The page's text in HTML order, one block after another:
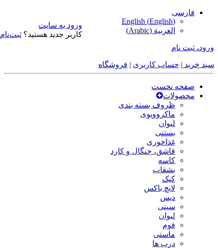
فارسی
English (English)
العربية (
Arabic
)
ورود، ثبت نام
سبد خرید | حساب کاربری | فروشگاه
صفحه نخست
محصولات
ظروف بسته بندی
ماکروویوی
لیوان
بستنی
غذاخوری
قاشق، چنگال و کارد
کاسه
بشقاب
کیک
لانچ باکس
دیس
سینی
لیوان
فوم
ماستی
درب ها
ورود به سایت
کاربر جدید هستید؟ ثبت‌نام